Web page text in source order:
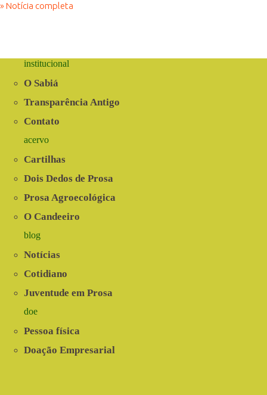
» Notícia completa
Nordeste
Cantos
Sabiá
institucional
O Sabiá
Transparência Antigo
Contato
acervo
Cartilhas
Dois Dedos de Prosa
Prosa Agroecológica
O Candeeiro
blog
Notícias
Cotidiano
Juventude em Prosa
doe
Pessoa física
Doação Empresarial